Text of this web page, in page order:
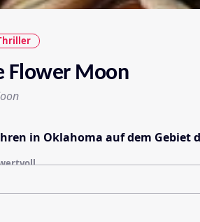
Flower Moon
in Oklahoma auf dem